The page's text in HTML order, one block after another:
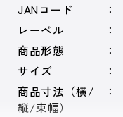
JANコード
レーベル
商品形態
サイズ
商品寸法（横/
縦/束幅）